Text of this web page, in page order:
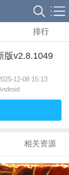
排行
版v2.8.1049
12-08 15:13
相关资源